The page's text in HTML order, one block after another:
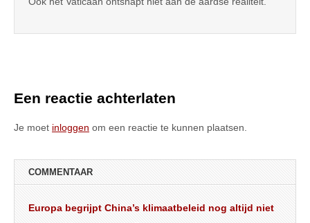
Een reactie achterlaten
Je moet inloggen om een reactie te kunnen plaatsen.
COMMENTAAR
Europa begrijpt China’s klimaatbeleid nog altijd niet